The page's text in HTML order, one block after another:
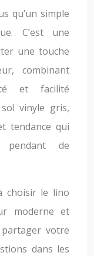
qu’un simple
C’est une
une touche
combinant
et facilité
vinyle gris,
tendance qui
pendant de
choisir le lino
moderne et
partager votre
dans les